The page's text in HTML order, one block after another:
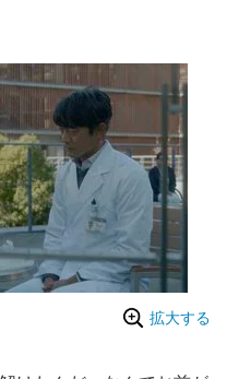
拡大する